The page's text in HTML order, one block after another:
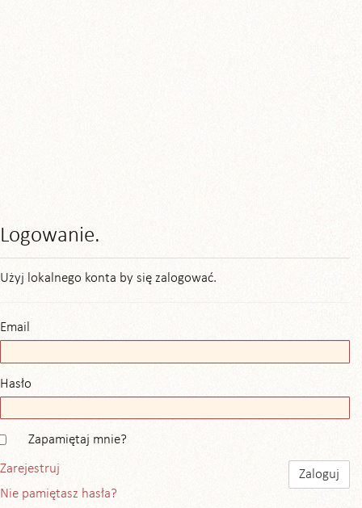
Logowanie.
Użyj lokalnego konta by się zalogować.
Email
Hasło
Zapamiętaj mnie?
Zarejestruj
Nie pamiętasz hasła?